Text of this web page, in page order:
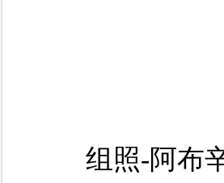
组照-阿布